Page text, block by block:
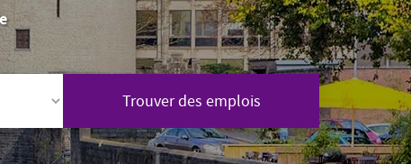
Trouver des emplois